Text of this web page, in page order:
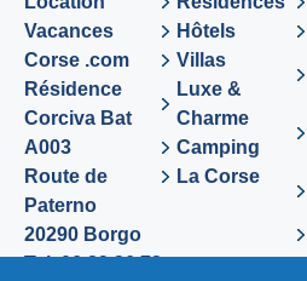
Vacances
Corse .com
Résidence
Corciva Bat
A003
Route de
Paterno
20290 Borgo
Tel. 06 89 36 72
Hôtels
Villas
Luxe &
Charme
Camping
La Corse